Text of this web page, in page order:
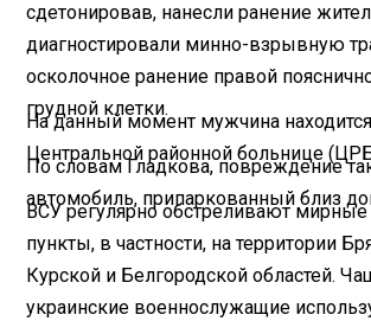
сдетонировав, нанесли ранение
диагностировали минно-взрывную
осколочное ранение правой
грудной клетки.
На данный момент мужчина
Центральной районной больнице
По словам Гладкова, повреждение
автомобиль, припаркованный близ
ВСУ регулярно обстреливают
пункты, в частности, на территории
Курской и Белгородской областей.
украинские военнослужащие